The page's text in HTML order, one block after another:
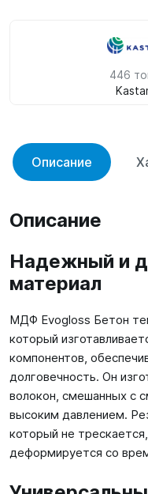
446
Описание
Описание
Надежный и
материал
МДФ Evogloss Бетон
который
компонентов,
долговечность. Он
волокон, смешанных с
высоким давлением.
который не
деформируется со